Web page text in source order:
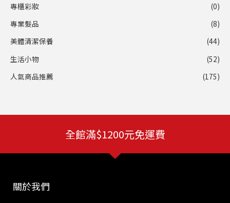
專櫃彩妝
(0)
專業髮品
(8)
美體清潔保養
(44)
生活小物
(52)
人氣商品推薦
(175)
全館滿$1200元免運費
關於我們